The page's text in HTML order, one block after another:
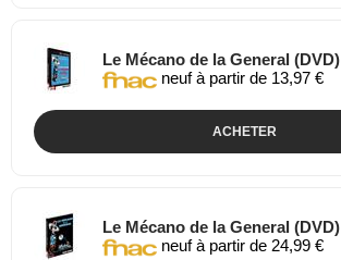
Le Mécano de la General (DVD)
neuf à partir de 13,97 €
ACHETER
Le Mécano de la General (DVD)
neuf à partir de 24,99 €